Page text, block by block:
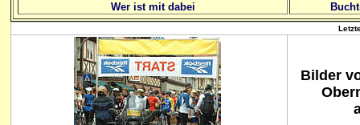
Wer ist mit dabei
Bilder